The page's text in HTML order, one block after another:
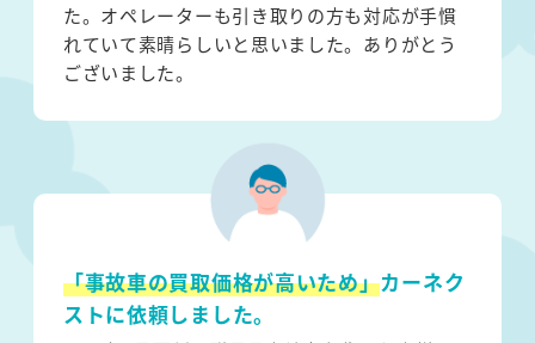
た。オペレーターも引き取りの方も対応が手慣
れていて素晴らしいと思いました。ありがとう
ございました。
「事故車の買取価格が高いため」カーネク
ストに依頼しました。